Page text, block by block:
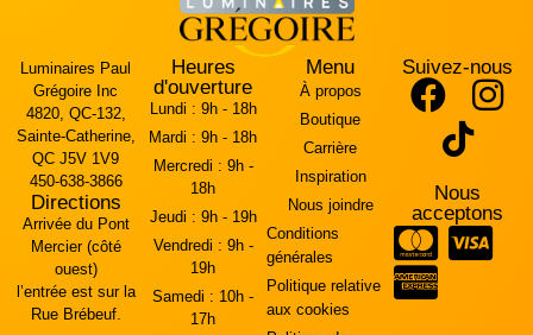
Luminaires Paul
Grégoire Inc
4820, QC-132,
Sainte-Catherine,
QC J5V 1V9
450-638-3866
Directions
Arrivée du Pont
Mercier (côté
ouest)
l’entrée est sur la
Rue Brébeuf.
Heures
d'ouverture
Lundi : 9h - 18h
Mardi : 9h - 18h
Mercredi : 9h -
18h
Jeudi : 9h - 19h
Vendredi : 9h -
19h
Samedi : 10h -
17h
Menu
À propos
Boutique
Carrière
Inspiration
Nous joindre
Conditions
générales
Politique relative
aux cookies
Suivez-nous
Nous
acceptons